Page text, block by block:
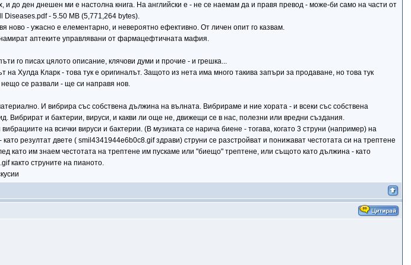
и до ден днешен ми е настолна книга. На английски е - не се наемам да и правя превод - може-би само на части от
- 5.50 MB (5,771,264 bytes).
ново - ужасно е елементарно, и невероятно ефективно. От личен опит го казвам.
аптеките управлявани от фармацефтичната мафия.
го писах цялото описание, клячови думи и прочие - и грешка...
Хулда Кларк - това тук е оригиналът. Защото из нета има много такива запъри за продаване, но това тук
се развали - ще си направя нов.
И вибрира със собствена дължина на вълната. Вибрираме и ние хората - и всеки със собствена
Вибрират и бактерии, вируси, и какви ли още не, движещи се в нас, полезни или вредни създания.
на всички вируси и бактерии. (В музиката се нарича биене - тогава, когато 3 струни (например) на
резултат двете ( smil4341944e6b0c8.gif здрави) струни се разстройват и понижават честотата си на трептене
като им знаем честотата на трептене им пускаме или "биещо" трептене, или същото като дължина - като
както струните на пианото.